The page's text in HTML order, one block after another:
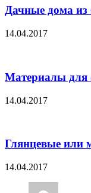
Дачные дома из
14.04.2017
Материалы для
14.04.2017
Глянцевые или
14.04.2017